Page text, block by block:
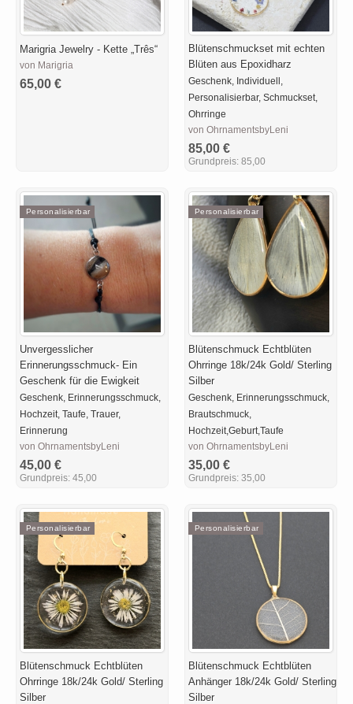
Marigria Jewelry - Kette „Três“
von Marigria
65,00 €
Blütenschmuckset mit echten
Blüten aus Epoxidharz
Geschenk, Individuell,
Personalisierbar, Schmuckset,
Ohrringe
von OhrnamentsbyLeni
85,00 €
Grundpreis: 85,00
Personalisierbar
Unvergesslicher
Erinnerungsschmuck- Ein
Geschenk für die Ewigkeit
Geschenk, Erinnerungsschmuck,
Hochzeit, Taufe, Trauer,
Erinnerung
von OhrnamentsbyLeni
45,00 €
Grundpreis: 45,00
Personalisierbar
Blütenschmuck Echtblüten
Ohrringe 18k/24k Gold/ Sterling
Silber
Geschenk, Erinnerungsschmuck,
Brautschmuck,
Hochzeit,Geburt,Taufe
von OhrnamentsbyLeni
35,00 €
Grundpreis: 35,00
Personalisierbar
Blütenschmuck Echtblüten
Ohrringe 18k/24k Gold/ Sterling
Silber
Personalisierbar
Blütenschmuck Echtblüten
Anhänger 18k/24k Gold/ Sterling
Silber